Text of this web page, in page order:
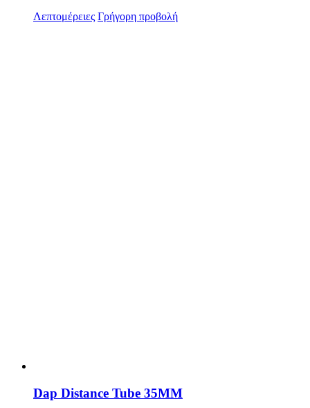
Λεπτομέρειες Γρήγορη προβολή
Dap Distance Tube 35MM